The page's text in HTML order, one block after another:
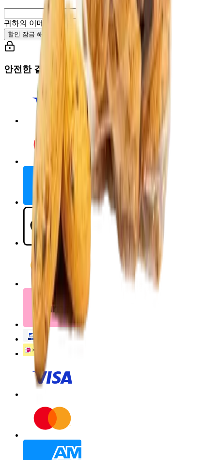
귀하의 이메일
할인 잠금 해제하기
안전한 결제